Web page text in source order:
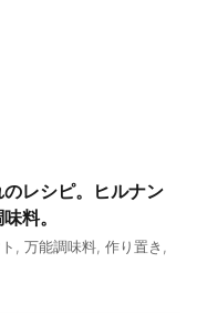
のレシピ。ヒルナン
料。
万能調味料 作り置き